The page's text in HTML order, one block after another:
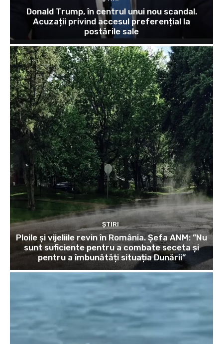
Donald Trump, în centrul unui nou scandal.
Acuzații privind accesul preferențial la
postările sale
ȘTIRI
Ploile și vijeliile revin în România. Șefa ANM: ”Nu
sunt suficiente pentru a combate seceta și
pentru a îmbunătăți situația Dunării”